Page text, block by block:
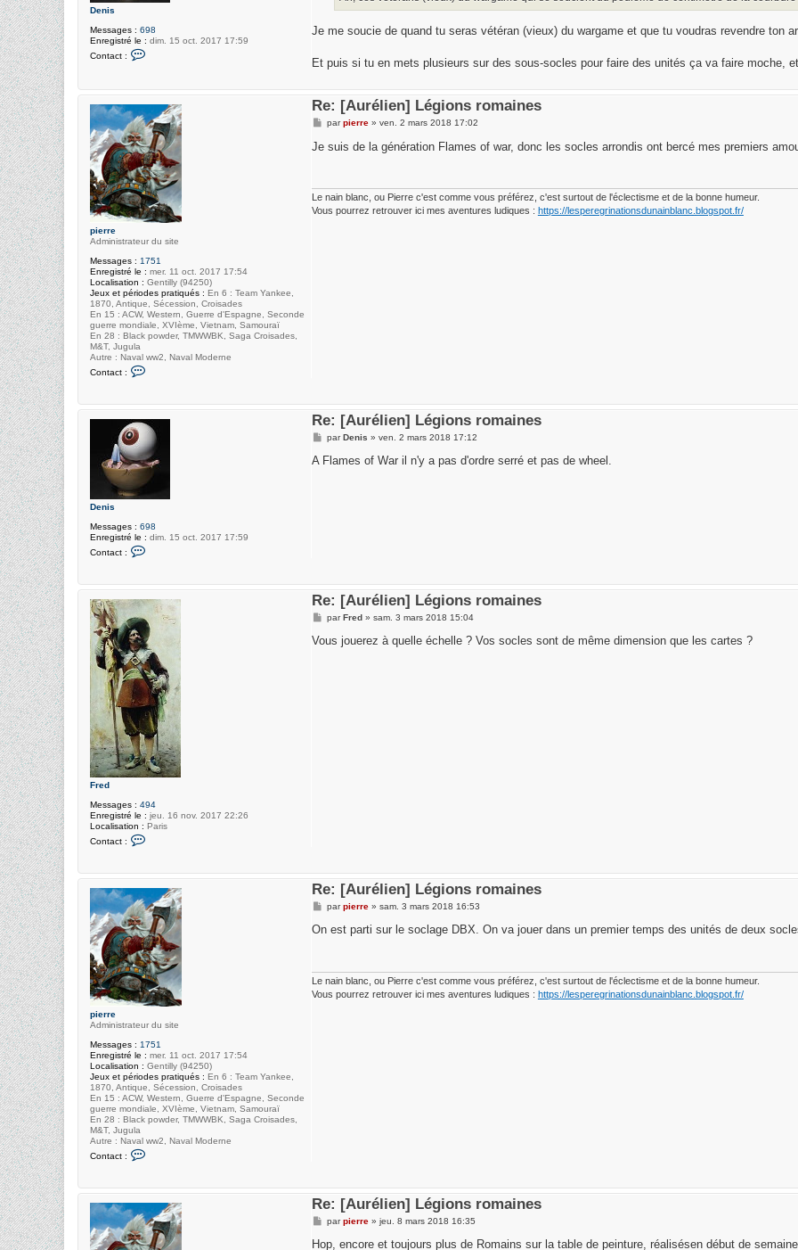
Denis
Messages : 698
Enregistré le : dim. 15 oct. 2017 17:59
Contact :
a
c
t
e
r
D
e
n
i
s
Je me soucie de quand tu seras vétéran (vieux) du wargame et que tu voudras revendre ton
Et puis si tu en mets plusieurs sur des sous-socles pour faire des unités ça va faire moche,
pierre
Administrateur du site
Messages : 1751
Enregistré le : mer. 11 oct. 2017 17:54
Localisation : Gentilly (94250)
Jeux et périodes pratiqués : En 6 : Team Yankee,
1870, Antique, Sécession, Croisades
En 15 : ACW, Western, Guerre d'Espagne, Seconde
guerre mondiale, XVIème, Vietnam, Samouraï
En 28 : Black powder, TMWWBK, Saga Croisades,
M&T, Jugula
Autre : Naval ww2, Naval Moderne
Contact :
a
c
t
e
r
p
e
r
Re: [Aurélien] Légions romaines
M
s
s
parpierre» ven. 2 mars 2018 17:02
Je suis de la génération Flames of war, donc les socles arrondis ont bercé mes premiers
Le nain blanc, ou Pierre c'est comme vous préférez, c'est surtout de l'éclectisme et de la bonne humeur.
Vous pourrez retrouver ici mes aventures ludiques : https://lesperegrinationsdunainblanc.blogspot.fr/
Denis
Messages : 698
Enregistré le : dim. 15 oct. 2017 17:59
Contact :
a
c
e
r
D
e
n
i
s
Re: [Aurélien] Légions romaines
M
s
parDenis » ven. 2 mars 2018 17:12
A Flames of War il n'y a pas d'ordre serré et pas de wheel.
Fred
Messages : 494
Enregistré le : jeu. 16 nov. 2017 22:26
Localisation : Paris
Contact :
a
c
t
e
r
F
r
e
d
Re: [Aurélien] Légions romaines
M
s
parFred» sam. 3 mars 2018 15:04
Vous jouerez à quelle échelle ? Vos socles sont de même dimension que les cartes ?
pierre
Administrateur du site
Messages : 1751
Enregistré le : mer. 11 oct. 2017 17:54
Localisation : Gentilly (94250)
Jeux et périodes pratiqués : En 6 : Team Yankee,
1870, Antique, Sécession, Croisades
En 15 : ACW, Western, Guerre d'Espagne, Seconde
guerre mondiale, XVIème, Vietnam, Samouraï
En 28 : Black powder, TMWWBK, Saga Croisades,
M&T, Jugula
Autre : Naval ww2, Naval Moderne
Contact :
a
c
t
e
r
p
Re: [Aurélien] Légions romaines
M
s
parpierre» sam. 3 mars 2018 16:53
On est parti sur le soclage DBX. On va jouer dans un premier temps des unités de deux
Le nain blanc, ou Pierre c'est comme vous préférez, c'est surtout de l'éclectisme et de la bonne humeur.
Vous pourrez retrouver ici mes aventures ludiques : https://lesperegrinationsdunainblanc.blogspot.fr/
Re: [Aurélien] Légions romaines
M
s
parpierre» jeu. 8 mars 2018 16:35
Hop, encore et toujours plus de Romains sur la table de peinture, réalisésen début de semaine